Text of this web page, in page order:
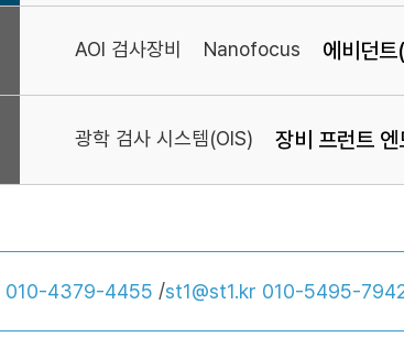
AOI 검사장비 Nanofocus 에비던
광학 검사 시스템(OIS) 장비 프런트
010-4379-4455 /st1@st1.kr 010-5495-